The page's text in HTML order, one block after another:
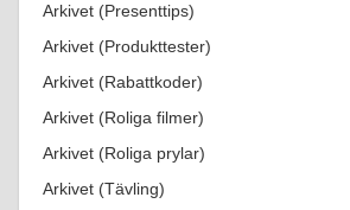
Arkivet (Presenttips)
Arkivet (Produkttester)
Arkivet (Rabattkoder)
Arkivet (Roliga filmer)
Arkivet (Roliga prylar)
Arkivet (Tävling)